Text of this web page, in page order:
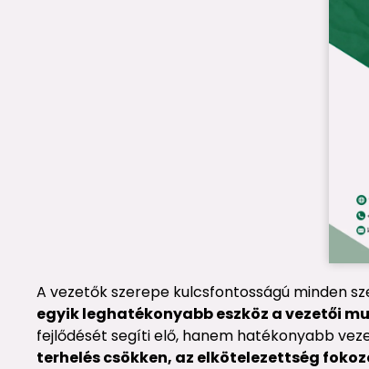
A vezetők szerepe kulcsfontosságú minden
egyik leghatékonyabb eszköz a vezetői
fejlődését segíti elő, hanem hatékonyabb
terhelés csökken, az elkötelezettség